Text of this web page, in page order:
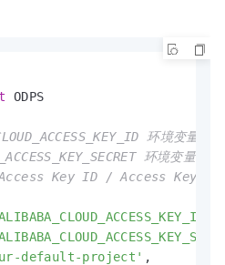
ODPS
环境变量
环境变量
Access Key ID / Access Key
default-project' ,